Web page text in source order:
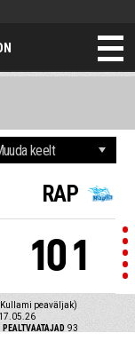
RAP
101
peaväljak)
PEALTVAATAJAD 93